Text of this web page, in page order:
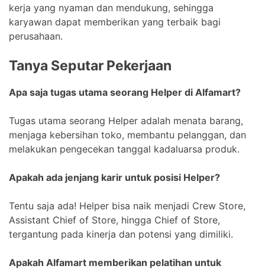
kerja yang nyaman dan mendukung, sehingga
karyawan dapat memberikan yang terbaik bagi
perusahaan.
Tanya Seputar Pekerjaan
Apa saja tugas utama seorang Helper di Alfamart?
Tugas utama seorang Helper adalah menata barang,
menjaga kebersihan toko, membantu pelanggan, dan
melakukan pengecekan tanggal kadaluarsa produk.
Apakah ada jenjang karir untuk posisi Helper?
Tentu saja ada! Helper bisa naik menjadi Crew Store,
Assistant Chief of Store, hingga Chief of Store,
tergantung pada kinerja dan potensi yang dimiliki.
Apakah Alfamart memberikan pelatihan untuk